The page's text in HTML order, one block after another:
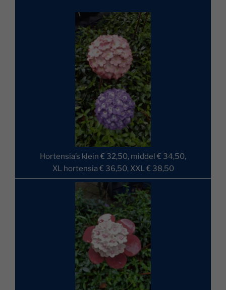
Hortensia’s klein € 32,50, middel € 34,50,
XL hortensia € 36,50, XXL € 38,50